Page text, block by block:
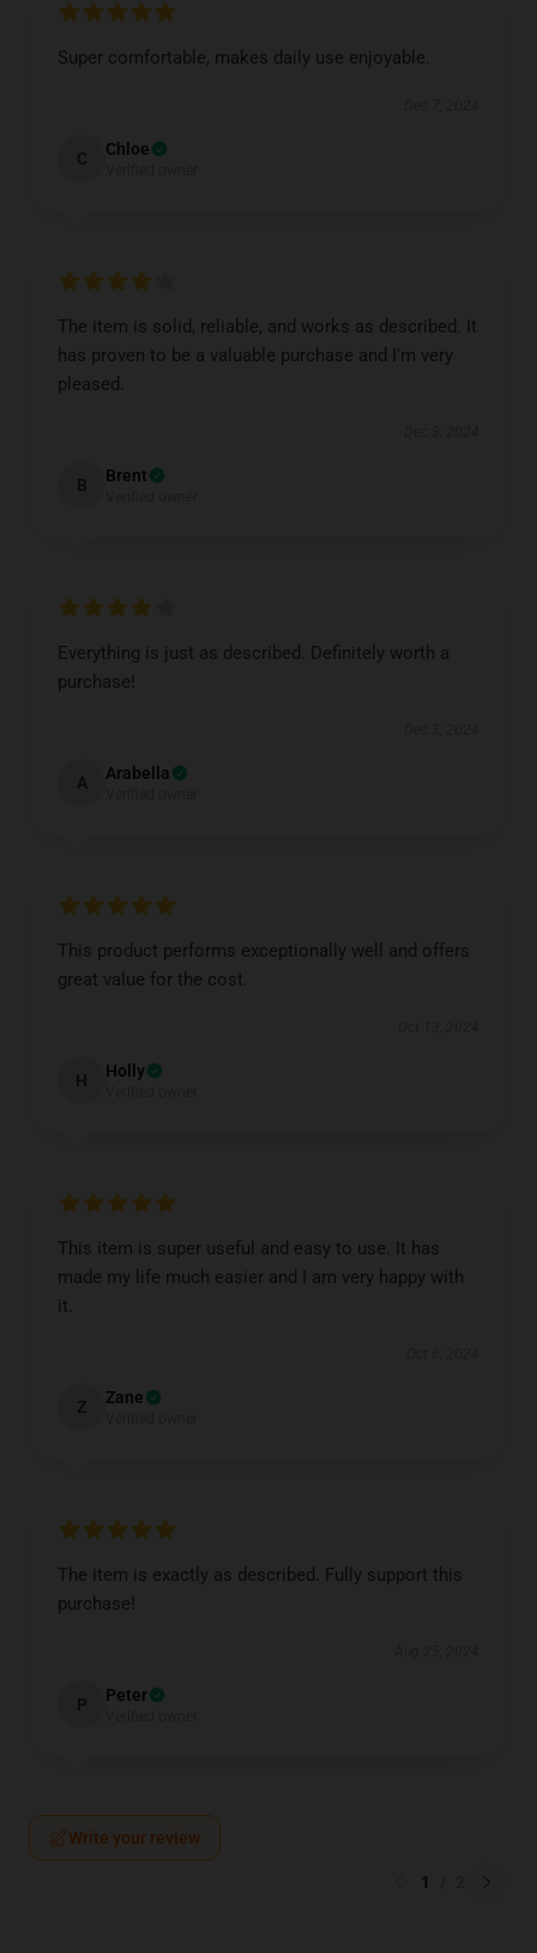
Super comfortable, makes daily use enjoyable.
C Chloe
The item is solid, reliable, and works as described. It
has proven to be a valuable purchase and I’m very
pleased.
B Brent
Everything is just as described. Definitely worth a
purchase!
A Arabella
This product performs exceptionally well and offers
great value for the cost.
H Holly
This item is super useful and easy to use. It has
made my life much easier and I am very happy with
it.
Z Zane
The item is exactly as described. Fully support this
purchase!
P Peter
Write your review
1